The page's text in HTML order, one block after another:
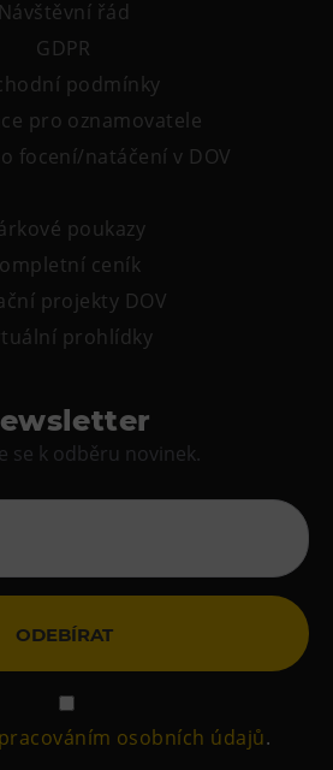
Návštěvní řád
GDPR
podmínky
pro oznamovatele
focení/natáčení v DOV
poukazy
ceník
projekty DOV
prohlídky
se k odběru novinek.
ODEBÍRAT
osobních údajů.